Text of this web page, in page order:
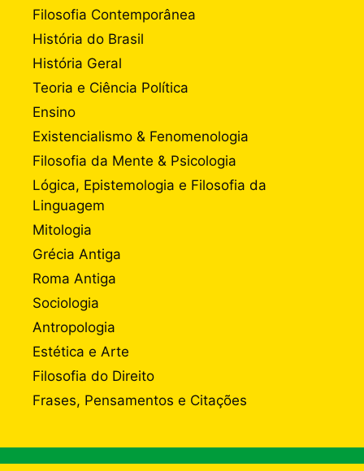
Filosofia Contemporânea
História do Brasil
História Geral
Teoria e Ciência Política
Ensino
Existencialismo & Fenomenologia
Filosofia da Mente & Psicologia
Lógica, Epistemologia e Filosofia da
Linguagem
Mitologia
Grécia Antiga
Roma Antiga
Sociologia
Antropologia
Estética e Arte
Filosofia do Direito
Frases, Pensamentos e Citações